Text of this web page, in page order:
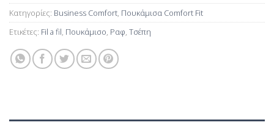
Κατηγορίες: Business Comfort, Πουκάμισα Comfort Fit
Ετικέτες: Fil a fil, Πουκάμισο, Ραφ, Τσέπη